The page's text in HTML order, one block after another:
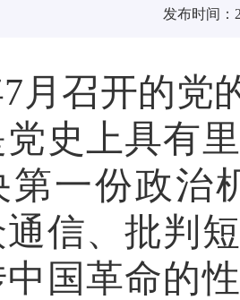
发布时间：
7月召开的党
史上具有
第一份政治
信、批判
国革命的